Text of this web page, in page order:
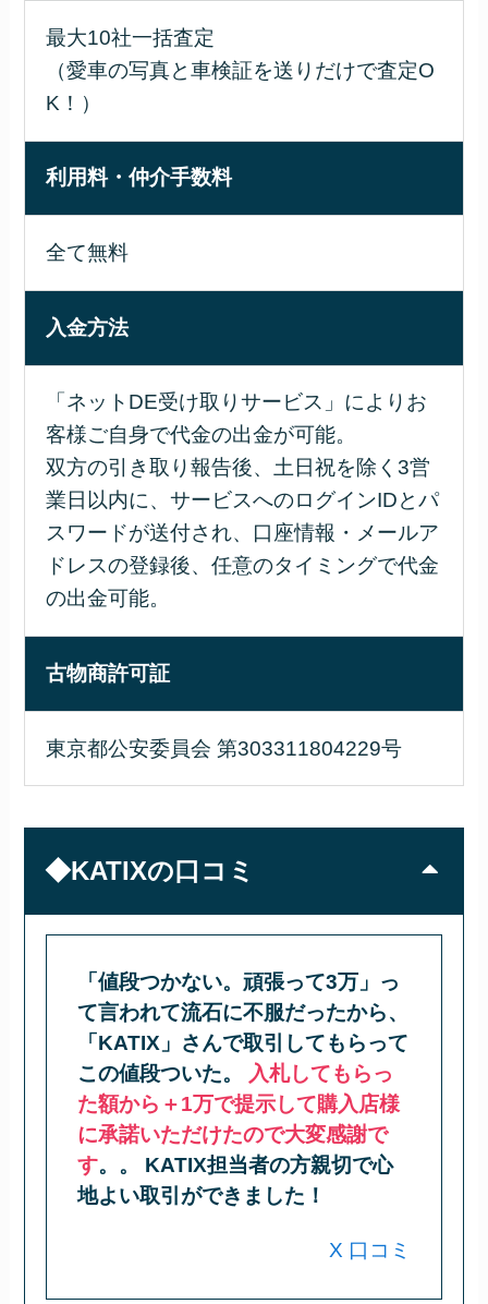
最大10社一括査定
（愛車の写真と車検証を送りだけで査定O
K！）
利用料・仲介手数料
全て無料
入金方法
「ネットDE受け取りサービス」によりお
客様ご自身で代金の出金が可能。
双方の引き取り報告後、土日祝を除く3営
業日以内に、サービスへのログインIDとパ
スワードが送付され、口座情報・メールア
ドレスの登録後、任意のタイミングで代金
の出金可能。
古物商許可証
東京都公安委員会 第303311804229号
◆KATIXの口コミ
「値段つかない。頑張って3万」っ
て言われて流石に不服だったから、
「KATIX」さんで取引してもらって
この値段ついた。
入札してもらっ
た額から＋1万で提示して購入店様
に承諾いただけたので大変感謝で
す。。 KATIX担当者の方親切で心
地よい取引ができました！
X 口コミ